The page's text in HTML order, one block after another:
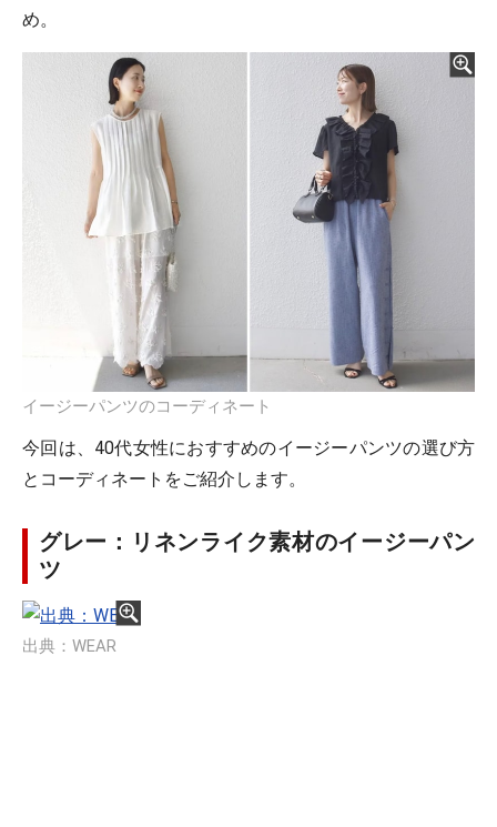
め。
イージーパンツのコーディネート
今回は、40代女性におすすめのイージーパンツの選び方
とコーディネートをご紹介します。
グレー：リネンライク素材のイージーパン
ツ
出典：WEAR